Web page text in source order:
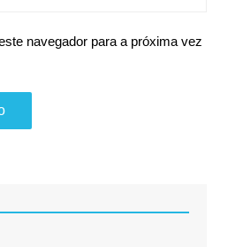
navegador para a próxima vez